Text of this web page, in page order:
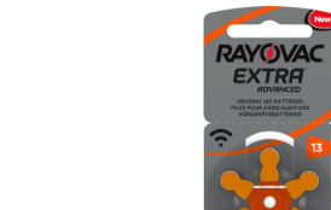
Bildergalerie überspringen